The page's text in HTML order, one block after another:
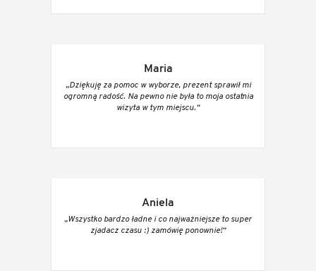
Maria
„Dziękuję za pomoc w wyborze, prezent sprawił mi
ogromną radość. Na pewno nie była to moja ostatnia
wizyta w tym miejscu.“
Aniela
„Wszystko bardzo ładne i co najważniejsze to super
zjadacz czasu :) zamówię ponownie!“